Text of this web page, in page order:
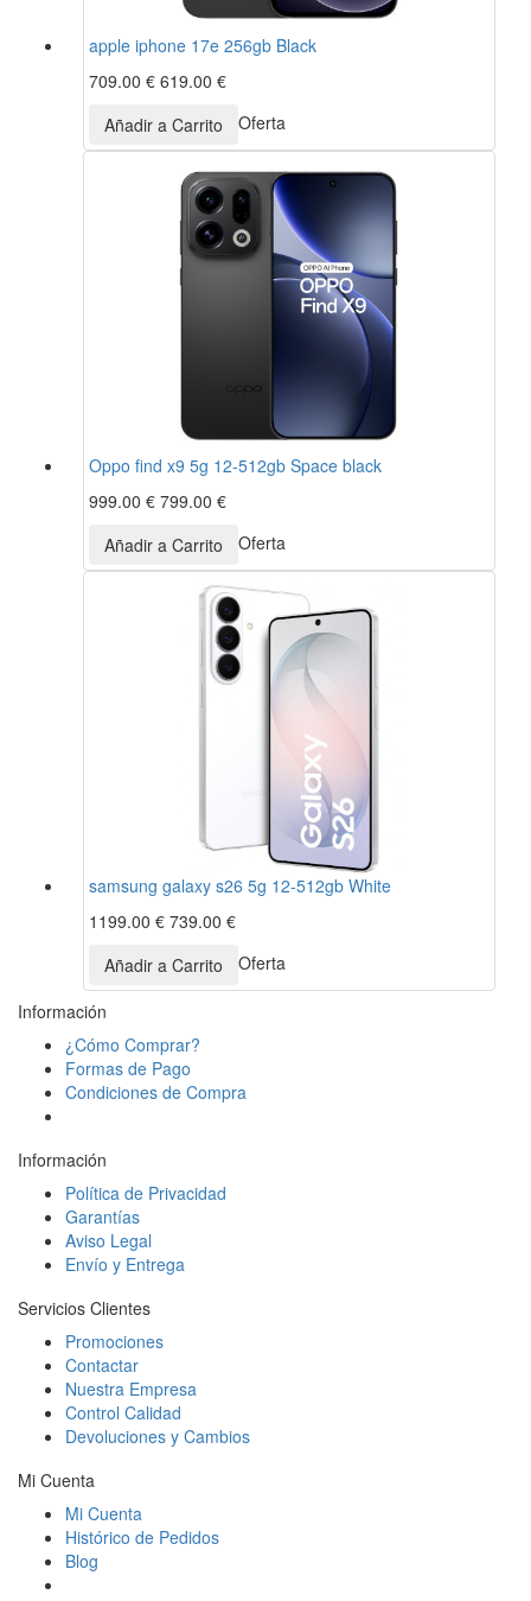
apple iphone 17e 256gb Black
709.00 € 619.00 €
Oferta
Oppo find x9 5g 12-512gb Space black
999.00 € 799.00 €
Oferta
samsung galaxy s26 5g 12-512gb White
1199.00 € 739.00 €
Oferta
Información
¿Cómo Comprar?
Formas de Pago
Condiciones de Compra
Información
Política de Privacidad
Garantías
Aviso Legal
Envío y Entrega
Servicios Clientes
Promociones
Contactar
Nuestra Empresa
Control Calidad
Devoluciones y Cambios
Mi Cuenta
Mi Cuenta
Histórico de Pedidos
Blog